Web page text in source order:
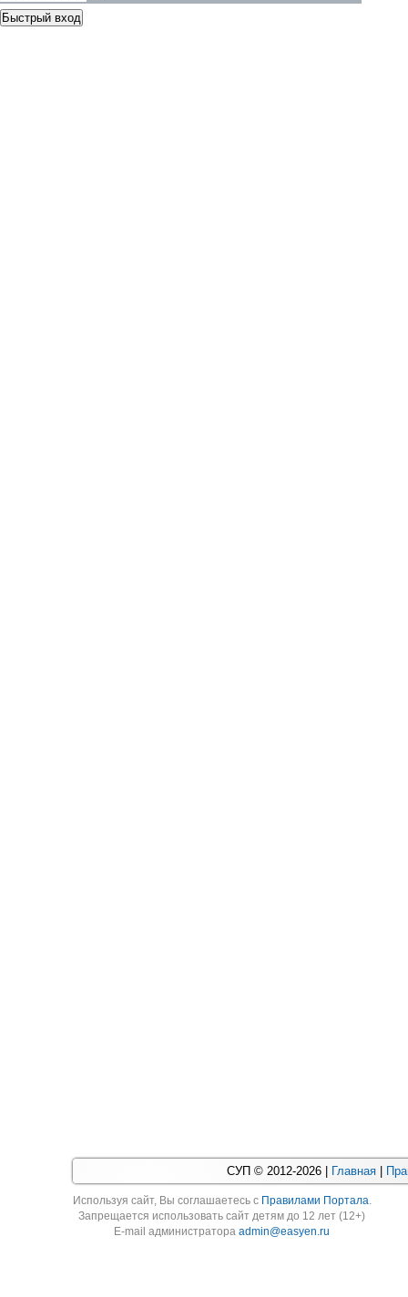
СУП © 2012-2026 | Главная
Используя cайт, Вы соглашаетесь с Правилами Портала.
Запрещается использовать сайт детям до 12 лет (12+)
E-mail администратораadmin@easyen.ru